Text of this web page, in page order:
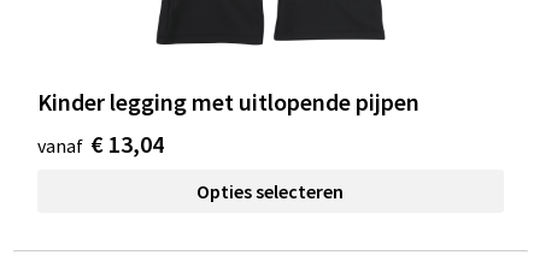
Kinder legging met uitlopende pijpen
vanaf € 13,04
Opties selecteren